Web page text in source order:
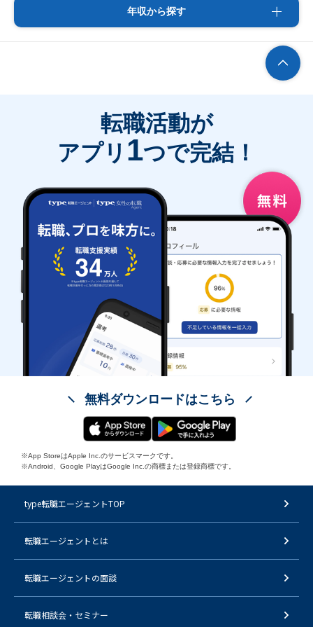
年収から探す
転職活動が
アプリ 1つで完結！
無料ダウンロードはこちら
※App StoreはApple Inc.のサービスマークです。
※Android、Google PlayはGoogle Inc.の商標または登録商標です。
type転職エージェントTOP
転職エージェントとは
転職エージェントの面談
転職相談会・セミナー